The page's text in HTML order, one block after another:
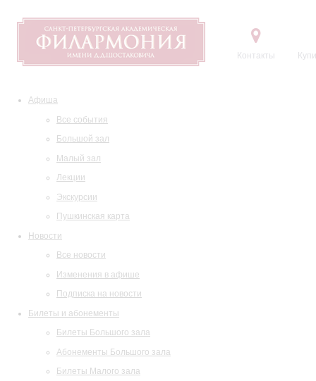
Контакты
Афиша
Все события
Большой зал
Малый зал
Лекции
Экскурсии
Пушкинская карта
Новости
Все новости
Изменения в афише
Подписка на новости
Билеты и абонементы
Билеты Большого зала
Абонементы Большого зала
Билеты Малого зала